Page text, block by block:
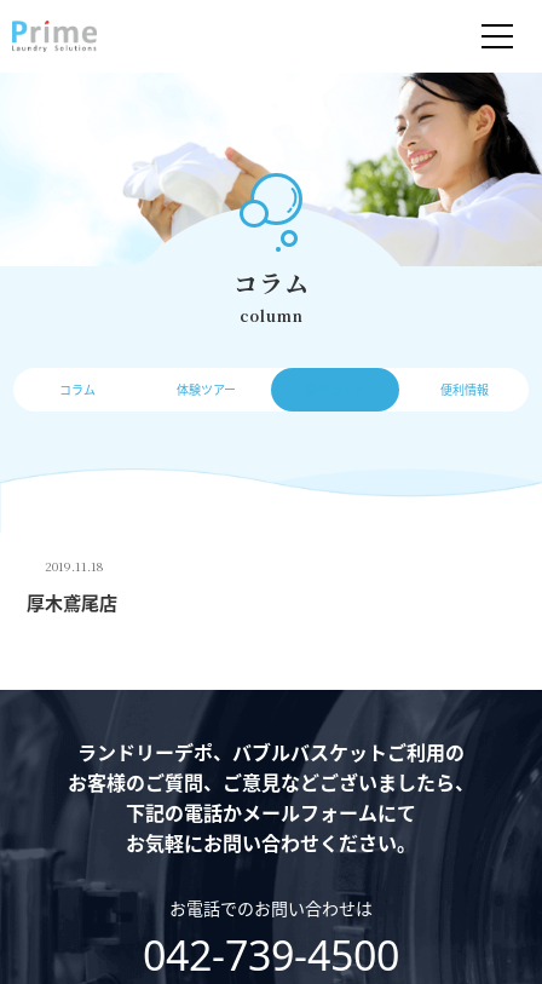
コラム
column
コラム 体験ツアー 便利情報
2019.11.18
厚木鳶尾店
ランドリーデポ、バブルバスケットご利用の
お客様のご質問、ご意見などございましたら、
下記の電話かメールフォームにて
お気軽にお問い合わせください。
お電話でのお問い合わせは
042-739-4500